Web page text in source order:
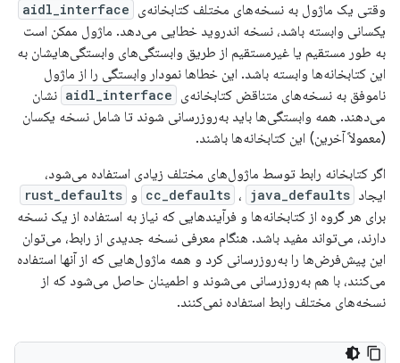
وقتی یک ماژول به نسخه‌های مختلف کتابخانه‌ی aidl_interface
یکسانی وابسته باشد، نسخه اندروید خطایی می‌دهد. ماژول ممکن است
به طور مستقیم یا غیرمستقیم از طریق وابستگی‌های وابستگی‌هایشان به
این کتابخانه‌ها وابسته باشد. این خطاها نمودار وابستگی را از ماژول
ناموفق به نسخه‌های متناقض کتابخانه‌ی aidl_interface نشان
می‌دهند. همه وابستگی‌ها باید به‌روزرسانی شوند تا شامل نسخه یکسان
(معمولاً آخرین) این کتابخانه‌ها باشند.
اگر کتابخانه رابط توسط ماژول‌های مختلف زیادی استفاده می‌شود،
ایجاد
cc_defaults ، java_defaults و rust_defaults
برای هر گروه از کتابخانه‌ها و فرآیندهایی که نیاز به استفاده از یک نسخه
دارند، می‌تواند مفید باشد. هنگام معرفی نسخه جدیدی از رابط، می‌توان
این پیش‌فرض‌ها را به‌روزرسانی کرد و همه ماژول‌هایی که از آنها استفاده
می‌کنند، با هم به‌روزرسانی می‌شوند و اطمینان حاصل می‌شود که از
نسخه‌های مختلف رابط استفاده نمی‌کنند.